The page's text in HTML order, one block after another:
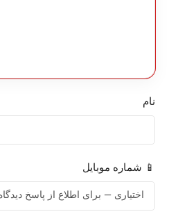
نام
📱 شماره موبایل